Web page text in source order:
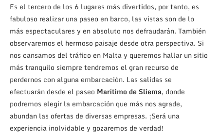
Es el tercero de los 6 lugares más divertidos, por tanto, es
fabuloso realizar una paseo en barco, las vistas son de lo
más espectaculares y en absoluto nos defraudarán. También
observaremos el hermoso paisaje desde otra perspectiva. Si
nos cansamos del tráfico en Malta y queremos hallar un sitio
más tranquilo siempre tendremos el gran recurso de
perdernos con alguna embarcación. Las salidas se
efectuarán desde el paseo Marítimo de Sliema, donde
podremos elegir la embarcación que más nos agrade,
abundan las ofertas de diversas empresas. ¡Será una
experiencia inolvidable y gozaremos de verdad!